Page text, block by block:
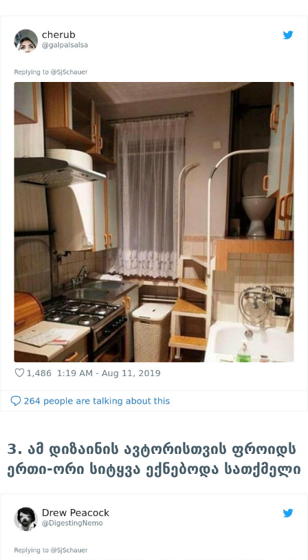
3. ამ დიზაინის ავტორისთვის ფროიდს
ერთი-ორი სიტყვა ექნებოდა სათქმელი